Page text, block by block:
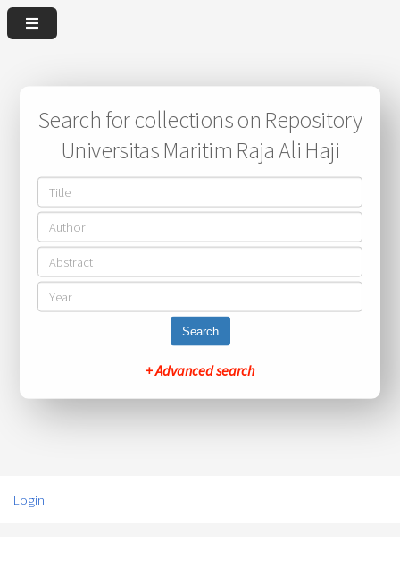
Search for collections on Repository
Universitas Maritim Raja Ali Haji
Search
+ Advanced search
Login